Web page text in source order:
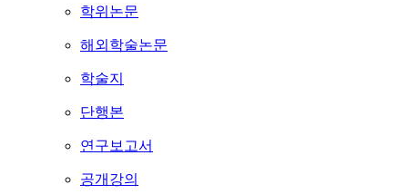
학위논문
해외학술논문
학술지
단행본
연구보고서
공개강의